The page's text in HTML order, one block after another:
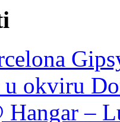
okviru
Hangar –